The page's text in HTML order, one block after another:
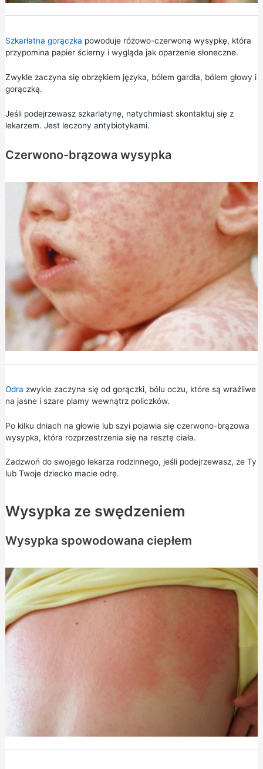
Szkarłatna gorączka powoduje różowo-czerwoną wysypkę, która
przypomina papier ścierny i wygląda jak oparzenie słoneczne.
Zwykle zaczyna się obrzękiem języka, bólem gardła, bólem głowy i
gorączką.
Jeśli podejrzewasz szkarlatynę, natychmiast skontaktuj się z
lekarzem. Jest leczony antybiotykami.
Czerwono-brązowa wysypka
Odra zwykle zaczyna się od gorączki, bólu oczu, które są wrażliwe
na jasne i szare plamy wewnątrz policzków.
Po kilku dniach na głowie lub szyi pojawia się czerwono-brązowa
wysypka, która rozprzestrzenia się na resztę ciała.
Zadzwoń do swojego lekarza rodzinnego, jeśli podejrzewasz, że Ty
lub Twoje dziecko macie odrę.
Wysypka ze swędzeniem
Wysypka spowodowana ciepłem